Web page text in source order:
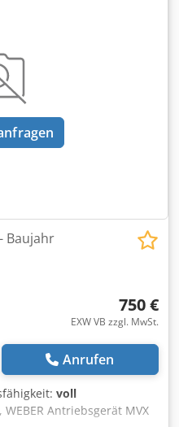
in 37574 Einbeck
1.100 EUR zzgl. MwSt. |
Baujahr
750 €
EXW VB zzgl. MwSt.
Anrufen
voll
, WEBER Antriebsgerät MVX